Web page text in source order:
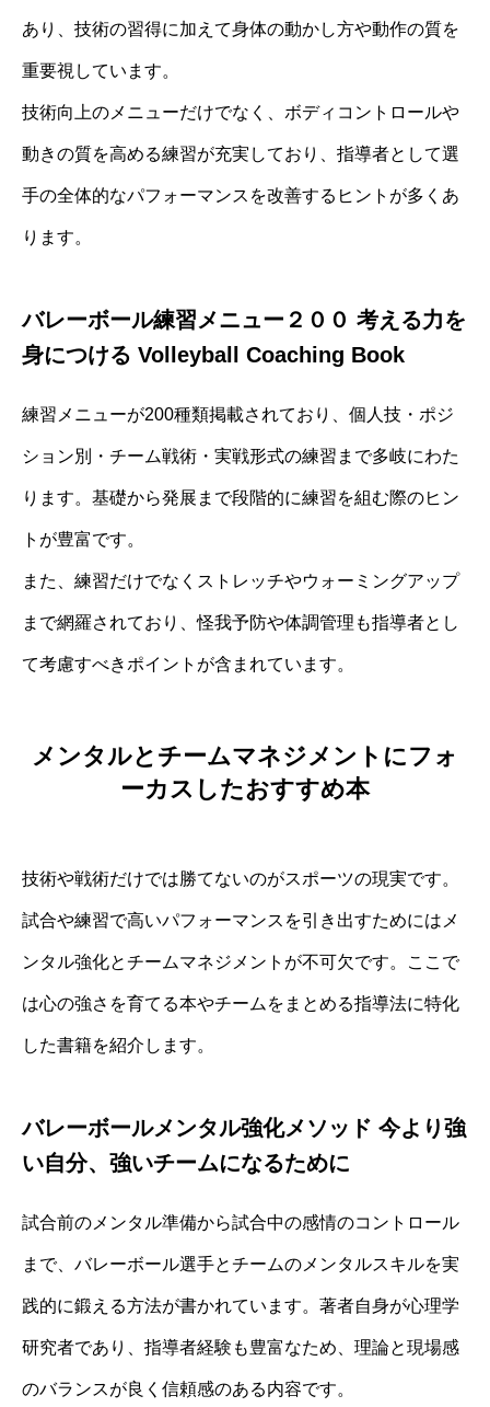
あり、技術の習得に加えて身体の動かし方や動作の質を
重要視しています。
技術向上のメニューだけでなく、ボディコントロールや
動きの質を高める練習が充実しており、指導者として選
手の全体的なパフォーマンスを改善するヒントが多くあ
ります。
バレーボール練習メニュー２００ 考える力を
身につける Volleyball Coaching Book
練習メニューが200種類掲載されており、個人技・ポジ
ション別・チーム戦術・実戦形式の練習まで多岐にわた
ります。基礎から発展まで段階的に練習を組む際のヒン
トが豊富です。
また、練習だけでなくストレッチやウォーミングアップ
まで網羅されており、怪我予防や体調管理も指導者とし
て考慮すべきポイントが含まれています。
メンタルとチームマネジメントにフォ
ーカスしたおすすめ本
技術や戦術だけでは勝てないのがスポーツの現実です。
試合や練習で高いパフォーマンスを引き出すためにはメ
ンタル強化とチームマネジメントが不可欠です。ここで
は心の強さを育てる本やチームをまとめる指導法に特化
した書籍を紹介します。
バレーボールメンタル強化メソッド 今より強
い自分、強いチームになるために
試合前のメンタル準備から試合中の感情のコントロール
まで、バレーボール選手とチームのメンタルスキルを実
践的に鍛える方法が書かれています。著者自身が心理学
研究者であり、指導者経験も豊富なため、理論と現場感
のバランスが良く信頼感のある内容です。